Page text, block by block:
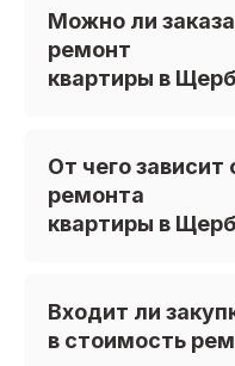
Можно ли
ремонт
квартиры в
От чего
ремонта
квартиры в
Входит ли
в стоимость